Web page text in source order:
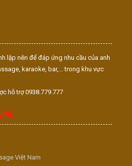
lập nên để đáp ứng nhu cầu của anh
karaoke, bar,... trong khu vực
hỗ trợ 0938.779.777
Việt Nam